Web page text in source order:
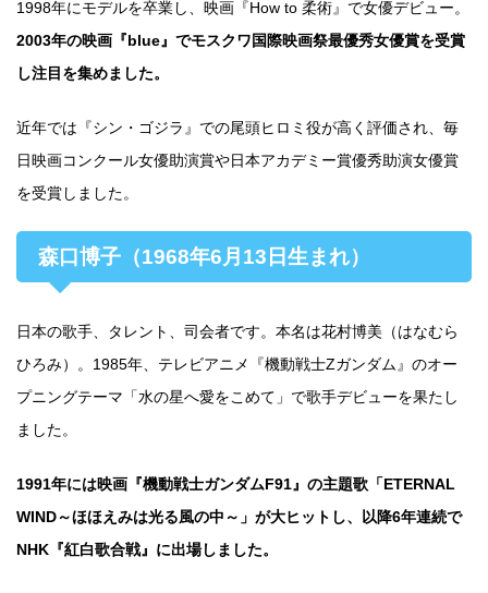
1998年にモデルを卒業し、映画『How to 柔術』で女優デビュー。
2003年の映画『blue』でモスクワ国際映画祭最優秀女優賞を受賞
し注目を集めました。
近年では『シン・ゴジラ』での尾頭ヒロミ役が高く評価され、毎
日映画コンクール女優助演賞や日本アカデミー賞優秀助演女優賞
を受賞しました。
森口博子（1968年6月13日生まれ）
日本の歌手、タレント、司会者です。本名は花村博美（はなむら
ひろみ）。1985年、テレビアニメ『機動戦士Ζガンダム』のオー
プニングテーマ「水の星へ愛をこめて」で歌手デビューを果たし
ました。
1991年には映画『機動戦士ガンダムF91』の主題歌「ETERNAL
WIND～ほほえみは光る風の中～」が大ヒットし、以降6年連続で
NHK『紅白歌合戦』に出場しました。